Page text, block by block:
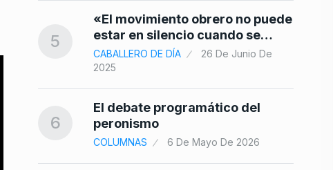
5
«El movimiento obrero no puede
estar en silencio cuando se…
CABALLERO DE DÍA
26 De Junio De
2025
6
El debate programático del
peronismo
COLUMNAS 6 De Mayo De 2026